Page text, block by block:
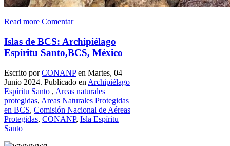
Read more Comentar
Islas de BCS: Archipiélago
Espíritu Santo,BCS, México
Escrito porCONANPen Martes, 04
Junio 2024. Publicado en Archipiélago
Espíritu Santo , Areas naturales
protegidas, Areas Naturales Protegidas
en BCS, Comisión Nacional de Aéreas
Protegidas, CONANP, Isla Espíritu
Santo